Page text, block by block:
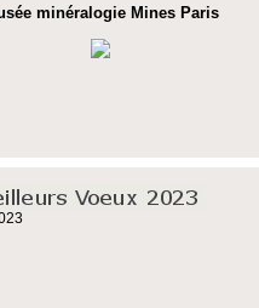
minéralogie Mines Paris